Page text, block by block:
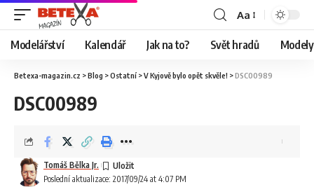
Aa
Modelářství Kalendář Jak na to? Svět hradů
Betexa-magazin.cz >Blog >Ostatní >V Kyjově bylo opět skvěle! >DSC00989
DSC00989
Poslední aktualizace: 2017/09/24 at 4:07 PM
Tomáš Bělka Jr.